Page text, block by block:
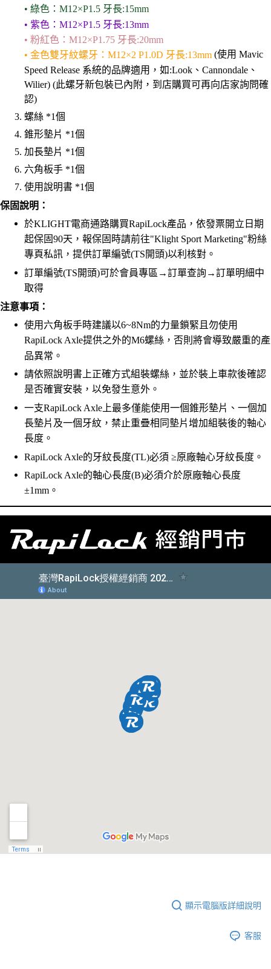
• 綠色：M12×P1.5 牙長:15mm
• 紫色：M12×P1.5 牙長:13mm
• 粉紅色：M12×P1.75 牙長:20mm
• 金色雙牙紋螺牙：M12×2 P1.0D 牙長:13mm (使用 Mavic
Speed Release 系統的品牌適用，如:Look、Cannondale、
Wilier) (此螺牙新包裝已內附，到店購買可再向店家詢問確
認)
螺絲 *1個
錐形墊片 *1個
加⻑墊片 *1個
六角板手 *1個
使用說明書 *1個
保固說明：
於KLIGHT電商通路購買RapiLock產品，依發票開立日期
起保固90天，報保固時請前往"Klight Sport Marketing"粉絲
專頁私訊，提供訂單編號(TS開頭)以利核對。
訂單編號(TS開頭)可於會員專區→訂單查詢→訂單明細中
取得
注意事項：
使用六角板手時建議以6~8Nm的力量鎖緊且勿使用
RapiLock Axle提供之外的M6螺絲，否則將會導致嚴重的產
品異常。
請依照說明書上正確方式組裝螺絲，並於裝上車款後確認
是否確實安裝，以免發生意外。
一支RapiLock Axle上最多僅能使用一個錐形墊片、一個加
長墊片及一個牙紋，禁止重疊相同墊片增加組裝後的軸心
長度。
RapiLock Axle的牙紋長度(TL)必須 ≥原廠軸心牙紋長度。
RapiLock Axle的軸心長度(B)必須介於原廠軸心長度
±1mm。
顯示電腦版詳細說明
客服